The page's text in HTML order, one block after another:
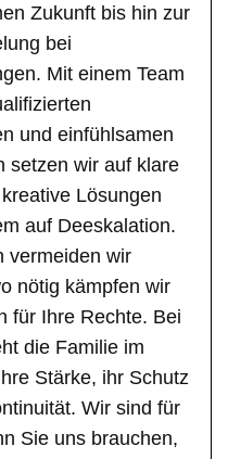
Zukunft bis hin zur
bei
Mit einem Team
und einfühlsamen
setzen wir auf klare
Lösungen
auf Deeskalation.
vermeiden wir
nötig kämpfen wir
für Ihre Rechte. Bei
die Familie im
Stärke, ihr Schutz
Wir sind für
Sie uns brauchen,